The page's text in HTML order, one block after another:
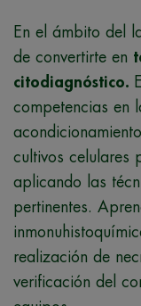
En el ámbito del
de convertirte en
citodiagnóstico.
competencias en
cultivos celulares
aplicando las
pertinentes.
realización de
verificación del